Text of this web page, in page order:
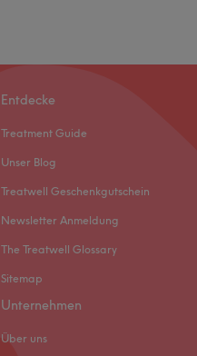
Entdecke
Treatment Guide
Unser Blog
Treatwell Geschenkgutschein
Newsletter Anmeldung
The Treatwell Glossary
Sitemap
Unternehmen
Über uns